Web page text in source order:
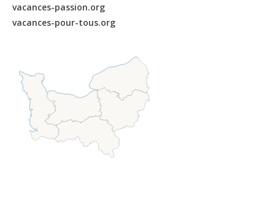
vacances-passion.org
vacances-pour-tous.org